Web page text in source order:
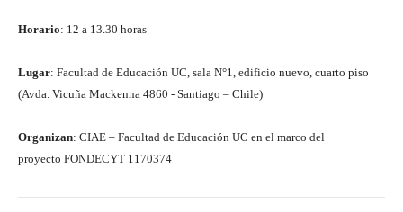
Horario: 12 a 13.30 horas
Lugar: Facultad de Educación UC, sala N°1, edificio nuevo, cuarto piso
(Avda. Vicuña Mackenna 4860 - Santiago – Chile)
Organizan: CIAE – Facultad de Educación UC en el marco del
proyecto FONDECYT 1170374